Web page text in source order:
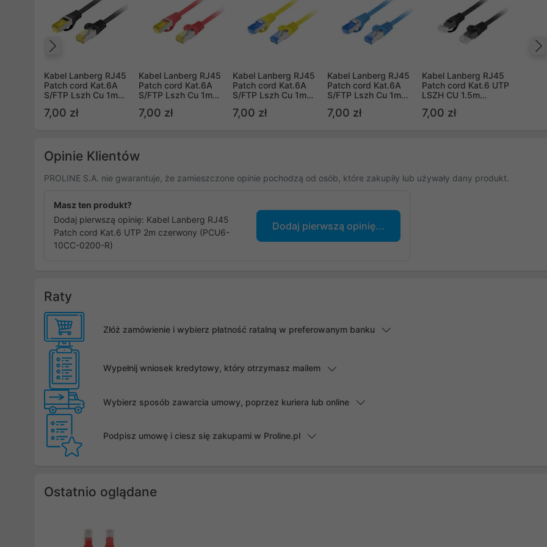
Kabel Lanberg RJ45
Patch cord Kat.6A
S/FTP Lszh Cu 1m
7,00 zł
Kabel Lanberg RJ45
Patch cord Kat.6A
S/FTP Lszh Cu 1m
Passed
7,00 zł
Kabel Lanberg RJ45
Patch cord Kat.6A
S/FTP Lszh Cu 1m
7,00 zł
Kabel Lanberg RJ45
Patch cord Kat.6A
S/FTP Lszh Cu 1m
Passed
7,00 zł
Kabel Lanberg RJ45
Patch cord Kat.6 UTP
LSZH CU 1.5m
(PCU6-10CU-0150-
7,00 zł
Opinie Klientów
PROLINE S.A. nie gwarantuje, że zamieszczone opinie pochodzą od osób, które zakupiły lub używały dany produkt.
Masz ten produkt?
Dodaj pierwszą opinię: Kabel Lanberg RJ45
Patch cord Kat.6 UTP 2m czerwony (PCU6-
10CC-0200-R)
Dodaj pierwszą opinię...
Raty
Złóż zamówienie i wybierz płatność ratalną w preferowanym banku
Wypełnij wniosek kredytowy, który otrzymasz mailem
Wybierz sposób zawarcia umowy, poprzez kuriera lub online
Podpisz umowę i ciesz się zakupami w Proline.pl
Ostatnio oglądane